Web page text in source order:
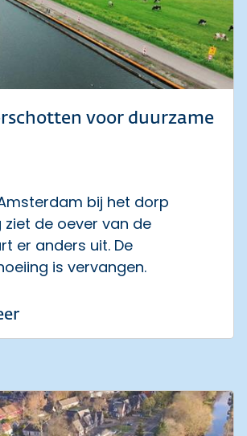
voor duurzame
bij het dorp
de oever van de
er anders uit. De
is vervangen.
over Golfbrekerschotten